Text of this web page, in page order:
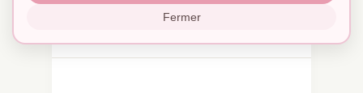
Fermer